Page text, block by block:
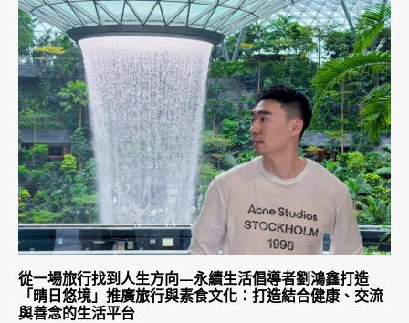
從一場旅行找到人生方向—永續生活倡導者劉鴻鑫打造
「晴日悠境」推廣旅行與素食文化：打造結合健康、交流
與善念的生活平台